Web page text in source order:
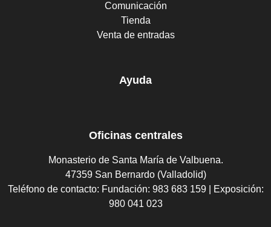
Comunicación
Tienda
Venta de entradas
Ayuda
Oficinas centrales
Monasterio de Santa María de Valbuena.
47359 San Bernardo (Valladolid)
Teléfono de contacto: Fundación: 983 683 159 | Exposición:
980 041 023